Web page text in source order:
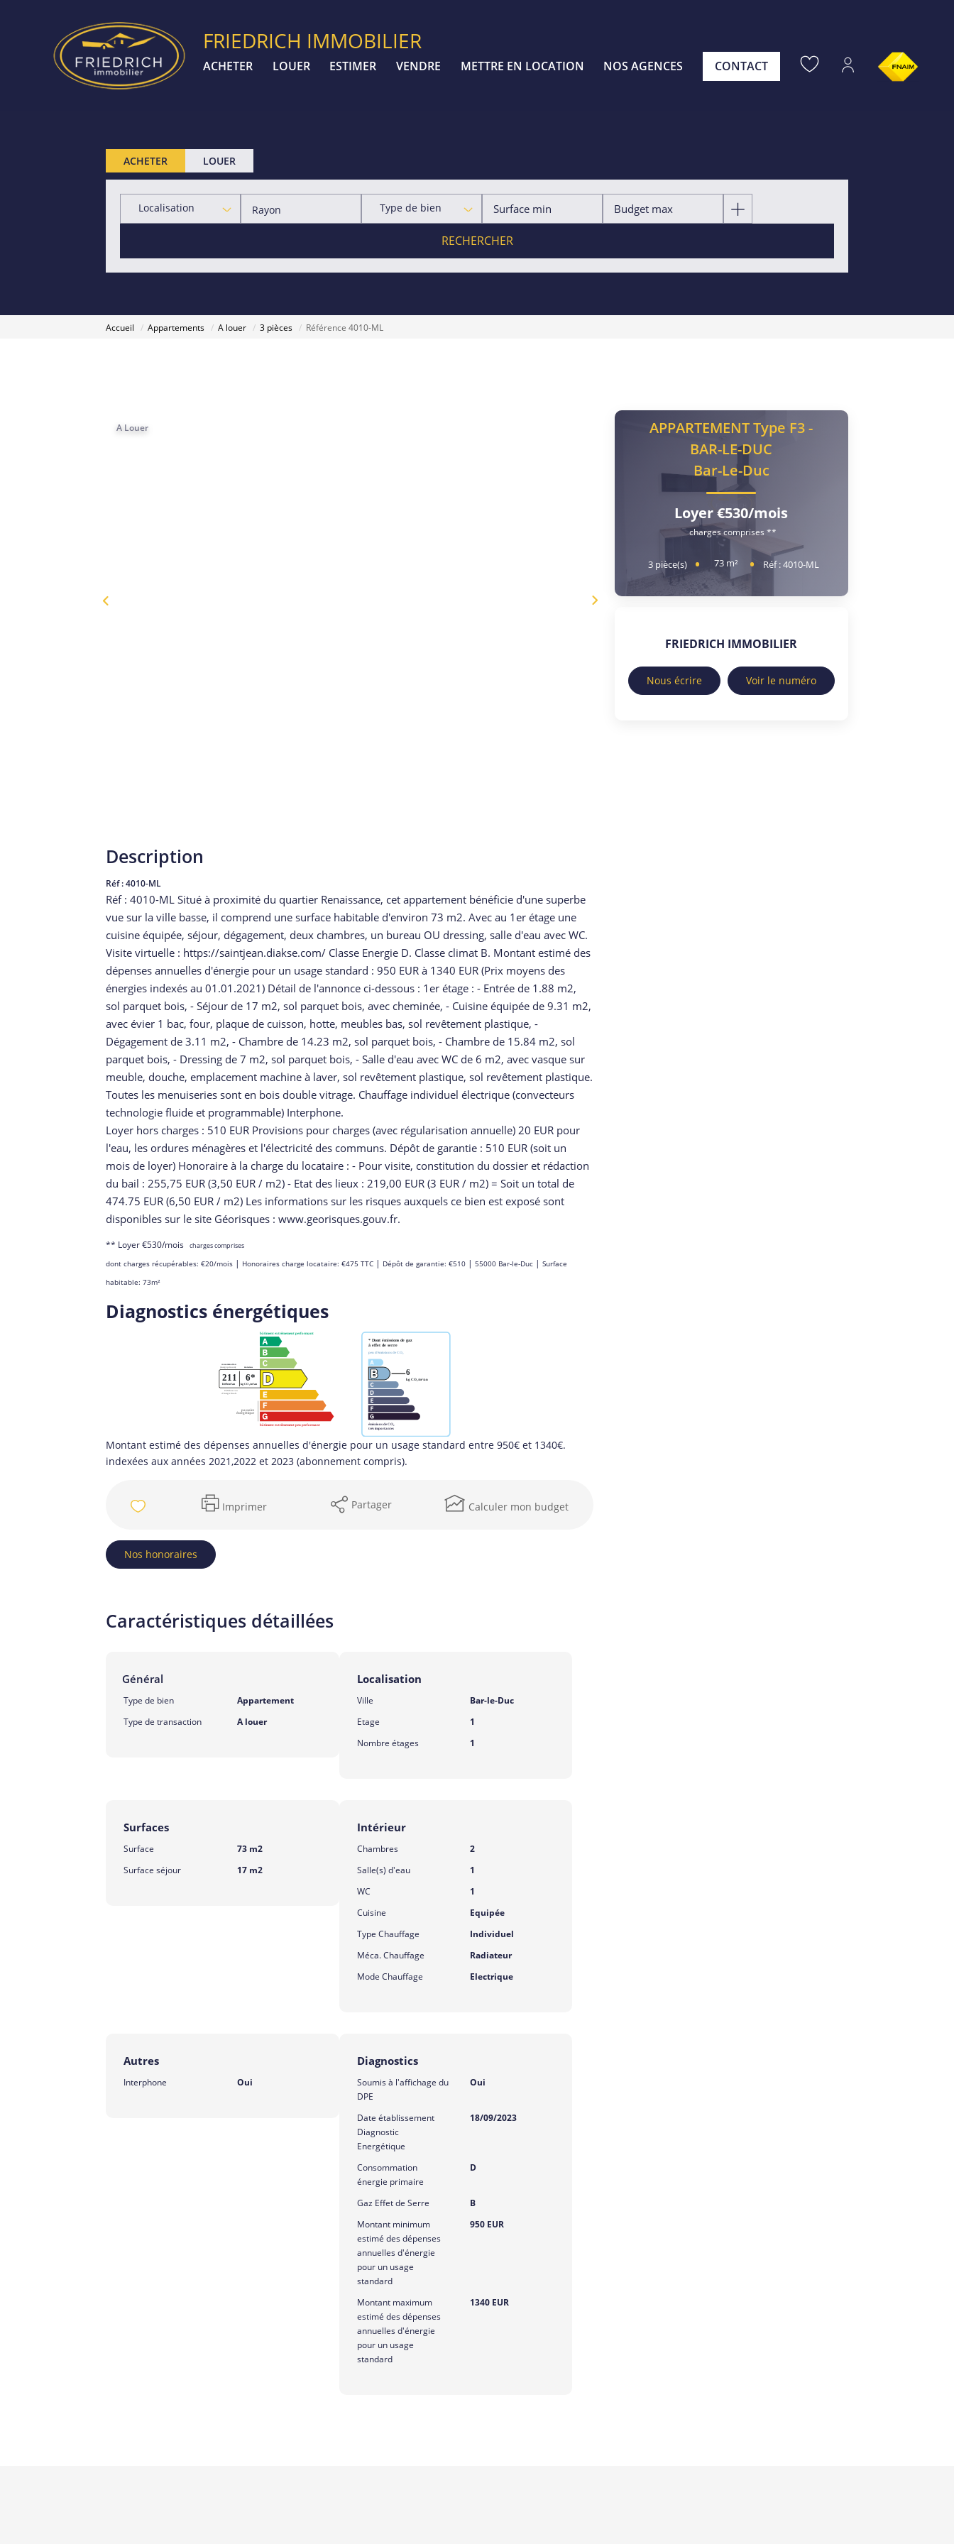
FRIEDRICH IMMOBILIER
ACHETER LOUER ESTIMER VENDRE METTRE EN LOCATION NOS AGENCES CONTACT
ACHETER LOUER
Localisation Rayon Type de bien
RECHERCHER
Accueil Appartements A louer 3 pièces Référence 4010-ML
A Louer
Description
Réf : 4010-ML
Réf : 4010-ML Situé à proximité du quartier Renaissance, cet appartement bénéficie d'une superbe
vue sur la ville basse, il comprend une surface habitable d'environ 73 m2. Avec au 1er étage une
cuisine équipée, séjour, dégagement, deux chambres, un bureau OU dressing, salle d'eau avec WC.
Visite virtuelle : https://saintjean.diakse.com/ Classe Energie D. Classe climat B. Montant estimé des
dépenses annuelles d'énergie pour un usage standard : 950 EUR à 1340 EUR (Prix moyens des
énergies indexés au 01.01.2021) Détail de l'annonce ci-dessous : 1er étage : - Entrée de 1.88 m2,
sol parquet bois, - Séjour de 17 m2, sol parquet bois, avec cheminée, - Cuisine équipée de 9.31 m2,
avec évier 1 bac, four, plaque de cuisson, hotte, meubles bas, sol revêtement plastique, -
Dégagement de 3.11 m2, - Chambre de 14.23 m2, sol parquet bois, - Chambre de 15.84 m2, sol
parquet bois, - Dressing de 7 m2, sol parquet bois, - Salle d'eau avec WC de 6 m2, avec vasque sur
meuble, douche, emplacement machine à laver, sol revêtement plastique, sol revêtement plastique.
Toutes les menuiseries sont en bois double vitrage. Chauffage individuel électrique (convecteurs
technologie fluide et programmable) Interphone.
Loyer hors charges : 510 EUR Provisions pour charges (avec régularisation annuelle) 20 EUR pour
l'eau, les ordures ménagères et l'électricité des communs. Dépôt de garantie : 510 EUR (soit un
mois de loyer) Honoraire à la charge du locataire : - Pour visite, constitution du dossier et rédaction
du bail : 255,75 EUR (3,50 EUR / m2) - Etat des lieux : 219,00 EUR (3 EUR / m2) = Soit un total de
474.75 EUR (6,50 EUR / m2) Les informations sur les risques auxquels ce bien est exposé sont
disponibles sur le site Géorisques : www.georisques.gouv.fr.
** Loyer €530/mois
charges comprises
dont charges récupérables: €20/mois | Honoraires charge locataire: €475 TTC | Dépôt de garantie: €510 |55000 Bar-le-Duc |Surface
habitable: 73m²
Diagnostics énergétiques
Montant estimé des dépenses annuelles d'énergie pour un usage standard entre 950€ et 1340€.
indexées aux années 2021,2022 et 2023 (abonnement compris).
Imprimer Partager Calculer mon budget
Nos honoraires
Caractéristiques détaillées
Général
Type de bien
Appartement
Type de transaction
A louer
Localisation
Ville
Bar-le-Duc
Etage
1
Nombre étages
1
Surfaces
Surface
73 m2
Surface séjour
17 m2
Intérieur
Chambres
2
Salle(s) d'eau
1
WC
1
Cuisine
Equipée
Type Chauffage
Individuel
Méca. Chauffage
Radiateur
Mode Chauffage
Electrique
Autres
Interphone Oui
Diagnostics
Soumis à l'affichage du
DPE
Oui
Date établissement
Diagnostic
Energétique
18/09/2023
Consommation
énergie primaire
D
Gaz Effet de Serre
B
Montant minimum
estimé des dépenses
annuelles d'énergie
pour un usage
standard
950 EUR
Montant maximum
estimé des dépenses
annuelles d'énergie
pour un usage
standard
1340 EUR
APPARTEMENT Type F3 -
BAR-LE-DUC
Bar-Le-Duc
Loyer €530/mois
charges comprises **
3 pièce(s) 73 m² Réf :4010-ML
FRIEDRICH IMMOBILIER
Nous écrire Voir le numéro